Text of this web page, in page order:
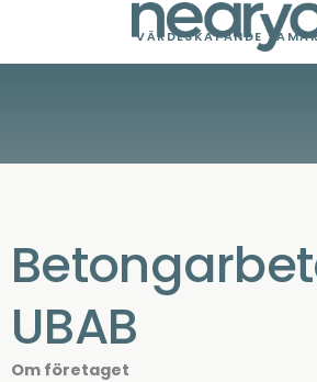
content
VÄRDESKAPANDE
UBAB
Om företaget